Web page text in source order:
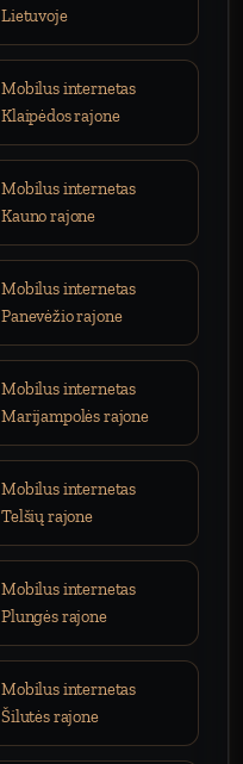
Lietuvoje
Mobilus internetas
Klaipėdos rajone
Mobilus internetas
Kauno rajone
Mobilus internetas
Panevėžio rajone
Mobilus internetas
Marijampolės rajone
Mobilus internetas
Telšių rajone
Mobilus internetas
Plungės rajone
Mobilus internetas
Šilutės rajone